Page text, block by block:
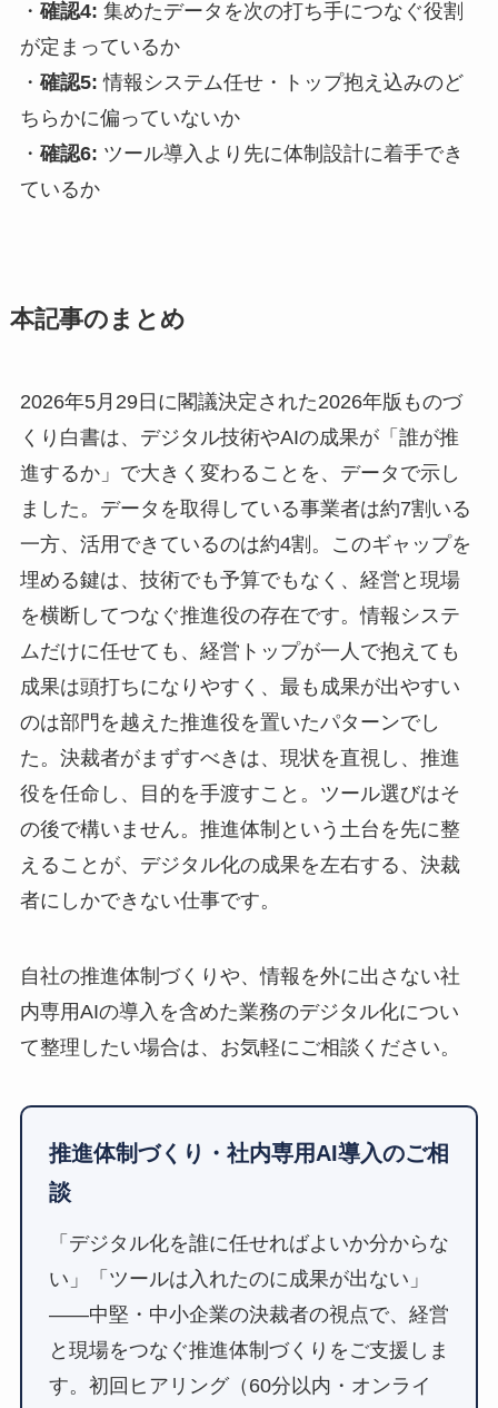
・ 確認4: 集めたデータを次の打ち手につなぐ役割
が定まっているか
・ 確認5: 情報システム任せ・トップ抱え込みのど
ちらかに偏っていないか
・ 確認6: ツール導入より先に体制設計に着手でき
ているか
本記事のまとめ
2026年5月29日に閣議決定された2026年版ものづ
くり白書は、デジタル技術やAIの成果が「誰が推
進するか」で大きく変わることを、データで示し
ました。データを取得している事業者は約7割いる
一方、活用できているのは約4割。このギャップを
埋める鍵は、技術でも予算でもなく、経営と現場
を横断してつなぐ推進役の存在です。情報システ
ムだけに任せても、経営トップが一人で抱えても
成果は頭打ちになりやすく、最も成果が出やすい
のは部門を越えた推進役を置いたパターンでし
た。決裁者がまずすべきは、現状を直視し、推進
役を任命し、目的を手渡すこと。ツール選びはそ
の後で構いません。推進体制という土台を先に整
えることが、デジタル化の成果を左右する、決裁
者にしかできない仕事です。
自社の推進体制づくりや、情報を外に出さない社
内専用AIの導入を含めた業務のデジタル化につい
て整理したい場合は、お気軽にご相談ください。
推進体制づくり・社内専用AI導入のご相
談
「デジタル化を誰に任せればよいか分からな
い」「ツールは入れたのに成果が出ない」
――中堅・中小企業の決裁者の視点で、経営
と現場をつなぐ推進体制づくりをご支援しま
す。初回ヒアリング（60分以内・オンライ